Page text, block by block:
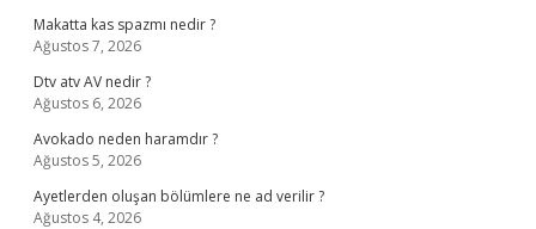
Makatta kas spazmı nedir ?
Ağustos 7, 2026
Dtv atv AV nedir ?
Ağustos 6, 2026
Avokado neden haramdır ?
Ağustos 5, 2026
Ayetlerden oluşan bölümlere ne ad verilir ?
Ağustos 4, 2026